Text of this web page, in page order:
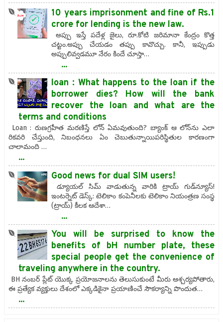
10 years imprisonment and fine of Rs.1
crore for lending is the new law.
అప్పు ఇస్తే పదేళ్ల జైలు, రూ.కోటి జరిమానా కేంద్రం కొత్త
చట్టం.అప్పు చేయడం తప్పు కావొచ్చు. కానీ, ఇప్పుడు
అప్పులివ్వడమూ నేరం కిందే చూస్తా…
...
loan : What happens to the loan if the
borrower dies? How will the bank
recover the loan and what are the
terms and conditions
Loan : రుణగ్రహీత మరణిస్తే లోన్ ఏమవుతుంది? బ్యాంక్ ఆ లోన్‌ను ఎలా
రికవరి చేస్తుంది, నిబంధనలు ఏం చెబుతున్నాయిపరిస్థితుల కారణంగా
చాలామంది …
...
Good news for dual SIM users!
డ్యూయల్‌ సిమ్‌ వాడుతున్న వారికి ట్రాయ్‌ గుడ్‌న్యూస్‌!
ఇంటర్నెట్‌ డెస్క్‌: టెలికాం కంపెనీలకు టెలికాం నియంత్రణ సంస్థ
(ట్రాయ్‌) కీలక ఆదేశా…
...
You will be surprised to know the
benefits of bH number plate, these
special people get the convenience of
traveling anywhere in the country.
BH నంబర్ ప్లేట్ యొక్క ప్రయోజనాలను తెలుసుకుంటే మీరు ఆశ్చర్యపోతారు,
ఈ ప్రత్యేక వ్యక్తులు దేశంలో ఎక్కడికైనా ప్రయాణించే సౌకర్యాన్ని పొందుత…
...